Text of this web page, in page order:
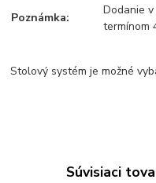
Poznámka:
Dodanie
termínom
Stolový systém je možné
Súvisiaci